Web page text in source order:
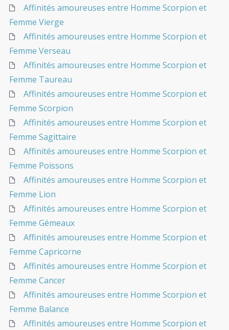
Affinités amoureuses entre Homme Scorpion et
Femme Vierge
Affinités amoureuses entre Homme Scorpion et
Femme Verseau
Affinités amoureuses entre Homme Scorpion et
Femme Taureau
Affinités amoureuses entre Homme Scorpion et
Femme Scorpion
Affinités amoureuses entre Homme Scorpion et
Femme Sagittaire
Affinités amoureuses entre Homme Scorpion et
Femme Poissons
Affinités amoureuses entre Homme Scorpion et
Femme Lion
Affinités amoureuses entre Homme Scorpion et
Femme Gémeaux
Affinités amoureuses entre Homme Scorpion et
Femme Capricorne
Affinités amoureuses entre Homme Scorpion et
Femme Cancer
Affinités amoureuses entre Homme Scorpion et
Femme Balance
Affinités amoureuses entre Homme Scorpion et